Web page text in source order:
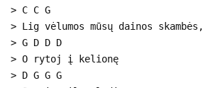
> C C G
> Lig vėlumos mūsų dainos skambės,
> G D D D
> O rytoj į kelionę
> D G G G